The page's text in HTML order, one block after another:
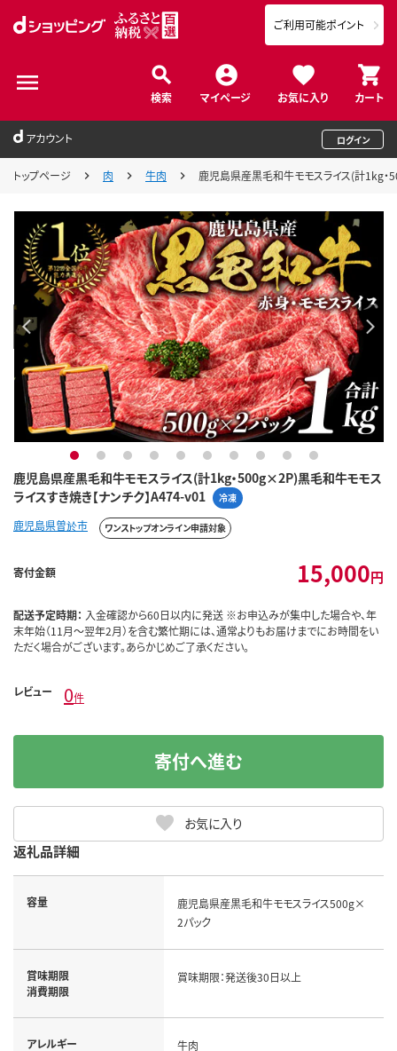
検索 マイページ お気に入り カート
ご利用可能ポイント
アカウント ログイン
トップページ 肉 牛肉 鹿児島県産黒毛和牛モモスライス(計1kg・
鹿児島県産黒毛和牛モモスライス(計1kg・500g×2P)黒毛和牛モモス
ライスすき焼き【ナンチク】A474-v01
冷凍
1 2 3 4 5 6 7 8 9 10
鹿児島県曽於市 ワンストップオンライン申請対象
寄付金額 15,000円
配送予定時期： 入金確認から60日以内に発送 ※お申込みが集中した場合や、年
末年始（11月～翌年2月）を含む繁忙期には、通常よりもお届けまでにお時間をい
ただく場合がございます。あらかじめご了承ください。
レビュー 0件
お気に入り
寄付へ進む
返礼品詳細
容量
鹿児島県産黒毛和牛モモスライス500g×
2パック
賞味期限
消費期限
賞味期限：発送後30日以上
アレルギー 牛肉